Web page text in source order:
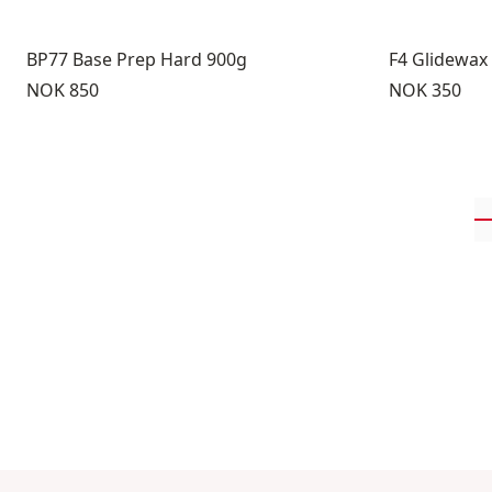
BP77 Base Prep Hard 900g
Pris:
NOK 850
F4
Pris:
NOK 350